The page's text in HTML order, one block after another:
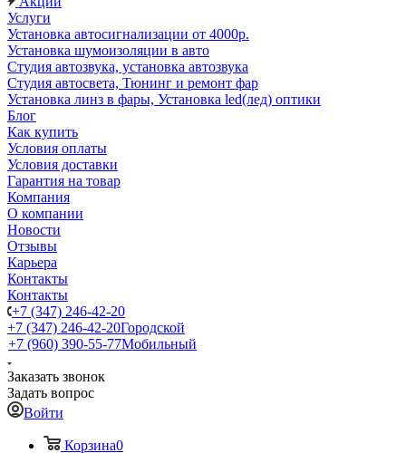
Услуги
Установка автосигнализации от 4000р.
Установка шумоизоляции в авто
Студия автозвука, установка автозвука
Студия автосвета, Тюнинг и ремонт фар
Установка линз в фары, Установка led(лед) оптики
Блог
Как купить
Условия оплаты
Условия доставки
Гарантия на товар
Компания
О компании
Новости
Отзывы
Карьера
Контакты
Контакты
+7 (347) 246-42-20
+7 (347) 246-42-20Городской
+7 (960) 390-55-77Мобильный
Заказать звонок
Задать вопрос
Войти
Корзина0